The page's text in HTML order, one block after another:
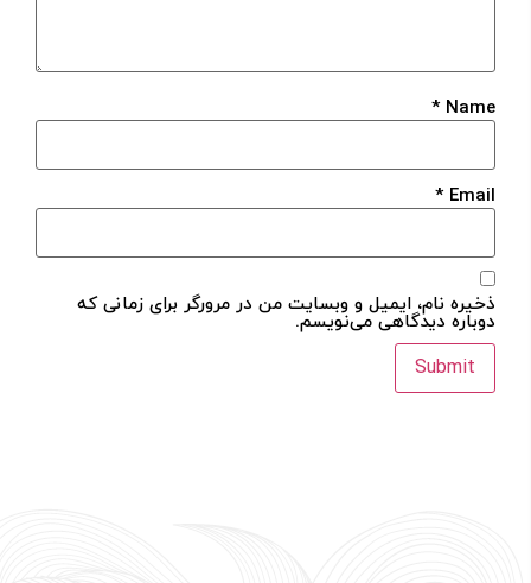
Name
*
Email
*
ذخیره نام، ایمیل و وبسایت من در مرورگر برای زمانی که
دوباره دیدگاهی می‌نویسم.
آیا هنوز عضو نشده اید؟
محافظت شده توسط